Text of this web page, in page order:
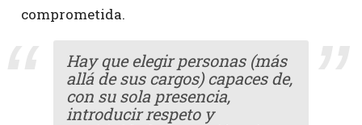
comprometida.
Hay que elegir personas (más
allá de sus cargos) capaces de,
con su sola presencia,
introducir respeto y